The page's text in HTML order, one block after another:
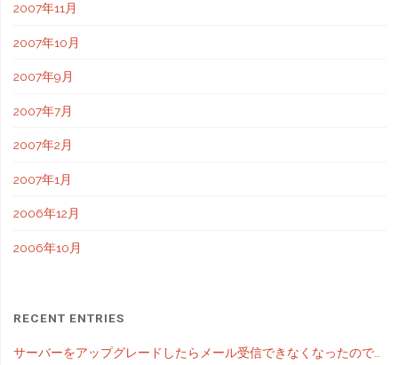
2007年11月
2007年10月
2007年9月
2007年7月
2007年2月
2007年1月
2006年12月
2006年10月
RECENT ENTRIES
サーバーをアップグレードしたらメール受信できなくなったので…